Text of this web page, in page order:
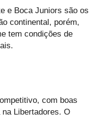
e Boca Juniors são os
continental, porém,
tem condições de
com boas
Libertadores. O